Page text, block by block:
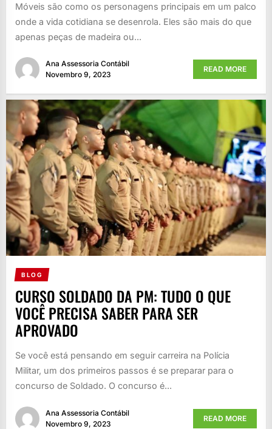
Móveis são como os personagens principais em um palco
onde a vida cotidiana se desenrola. Eles são mais do que
apenas peças de madeira ou...
Ana Assessoria Contábil
Novembro 9, 2023
READ MORE
BLOG
CURSO SOLDADO DA PM: TUDO O QUE
VOCÊ PRECISA SABER PARA SER
APROVADO
Se você está pensando em seguir carreira na Polícia
Militar, um dos primeiros passos é se preparar para o
concurso de Soldado. O concurso é...
Ana Assessoria Contábil
Novembro 9, 2023
READ MORE